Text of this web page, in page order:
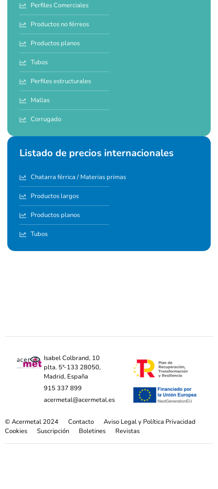
Perfiles Comerciales
Productos no férreos
Productos planos
Tubos
Perfiles estructurales
Mallas
Corrugado
Listado de precios internacionales
Chatarra férrica / Materias primas
Productos largos
Productos planos
Tubos
Isabel Colbrand, 10
plta. 5ª-133 28050,
Madrid, España
915 337 899
acermetal@acermetal.es
© Acermetal 2024 Contacto
Aviso Legal y Política Privacidad
Cookies
Suscripción Boletines Revistas